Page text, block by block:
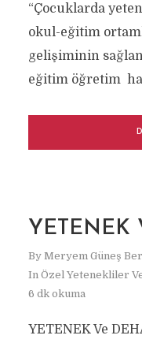
“Çocuklarda
okul-eğitim
gelişiminin
eğitim öğretim
YETENEK
By Meryem Güneş
In Özel Yetenekliler
6 dk okuma
YETENEK Ve